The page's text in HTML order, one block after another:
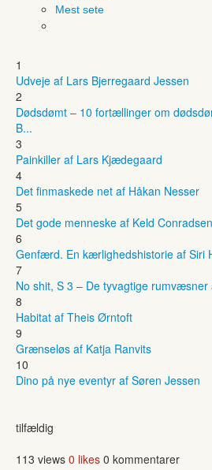
Mest sete
1
Udveje af Lars Bjerregaard Jessen
2
Dødsdømt – 10 fortællinger om
B...
3
Painkiller af Lars Kjædegaard
4
Det finmaskede net af Håkan Nesser
5
Det gode menneske af Keld Conradsen
6
Genfærd. En kærlighedshistorie af Siri
7
No shit, S 3 – De tyvagtige rumvæsner
8
Habitat af Theis Ørntoft
9
Grænseløs af Katja Ranvits
10
Dino på nye eventyr af Søren Jessen
tilfældig
113 views 0 likes 0 kommentarer